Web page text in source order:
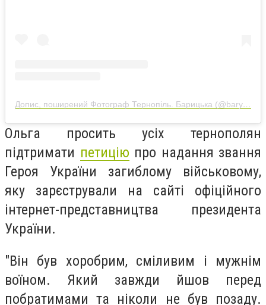
Допис, поширений Фотограф Тернопіль. Барицька (@barytska_mariia)
Ольга просить усіх тернополян
підтримати петицію про надання звання
Героя України загиблому військовому,
яку зарєстрували на сайті офіційного
інтернет-представництва президента
України.
"Він був хоробрим, сміливим і мужнім
воїном. Який завжди йшов перед
побратимами та ніколи не був позаду.